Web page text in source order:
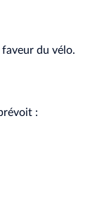
du vélo.
: